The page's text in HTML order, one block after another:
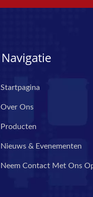
Navigatie
Startpagina
Over Ons
Producten
Nieuws & Evenementen
Neem Contact Met Ons